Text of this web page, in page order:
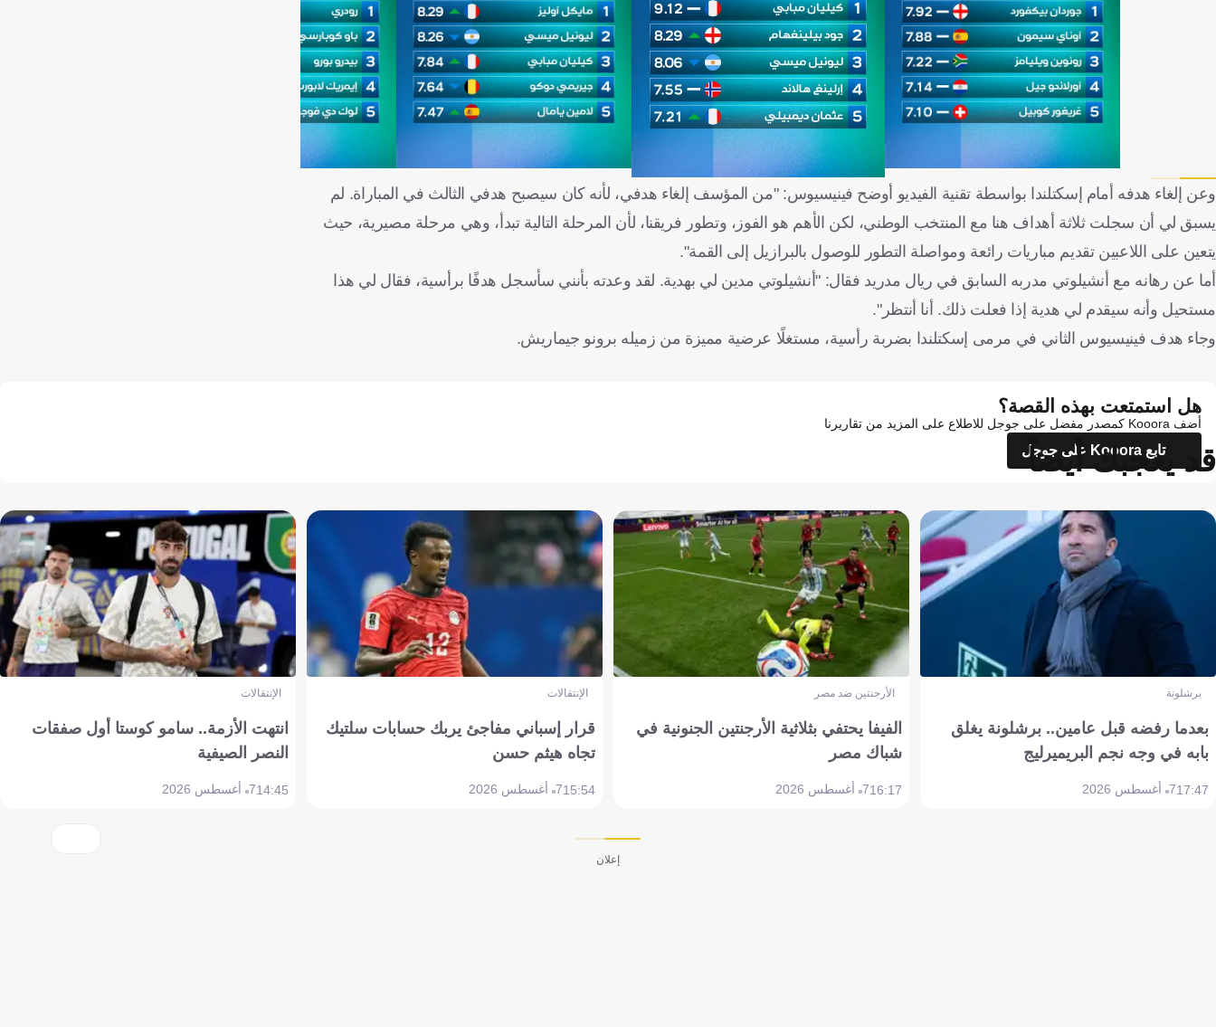
وعن إلغاء هدفه أمام إسكتلندا بواسطة تقنية الفيديو أوضح فينيسيوس: "من المؤسف إلغاء هدفي، لأنه كان سيصبح هدفي الثالث في المباراة. لم
يسبق لي أن سجلت ثلاثة أهداف هنا مع المنتخب الوطني، لكن الأهم هو الفوز، وتطور فريقنا، لأن المرحلة التالية تبدأ، وهي مرحلة مصيرية، حيث
يتعين على اللاعبين تقديم مباريات رائعة ومواصلة التطور للوصول بالبرازيل إلى القمة".
أما عن رهانه مع أنشيلوتي مدربه السابق في ريال مدريد فقال: "أنشيلوتي مدين لي بهدية. لقد وعدته بأنني سأسجل هدفًا برأسية، فقال لي هذا
مستحيل وأنه سيقدم لي هدية إذا فعلت ذلك. أنا أنتظر".
وجاء هدف فينيسيوس الثاني في مرمى إسكتلندا بضربة رأسية، مستغلًا عرضية مميزة من زميله برونو جيماريش.
هل استمتعت بهذه القصة؟
أضف Kooora كمصدر مفضل على جوجل للاطلاع على المزيد من تقاريرنا
تابع Kooora على جوجل
قد يعجبك أيضاً
برشلونة
بعدما رفضه قبل عامين.. برشلونة يغلق
بابه في وجه نجم البريميرليج
17:477 أغسطس 2026
الأرجنتين ضد مصر
الفيفا يحتفي بثلاثية الأرجنتين الجنونية في
شباك مصر
16:177 أغسطس 2026
الإنتقالات
قرار إسباني مفاجئ يربك حسابات سلتيك
تجاه هيثم حسن
15:547 أغسطس 2026
الإنتقالات
انتهت الأزمة.. سامو كوستا أول صفقات
النصر الصيفية
14:457 أغسطس 2026
إعلان